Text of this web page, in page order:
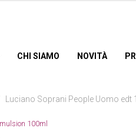
CHI SIAMO NOVITÀ
Luciano Soprani People Uomo edt
100ml